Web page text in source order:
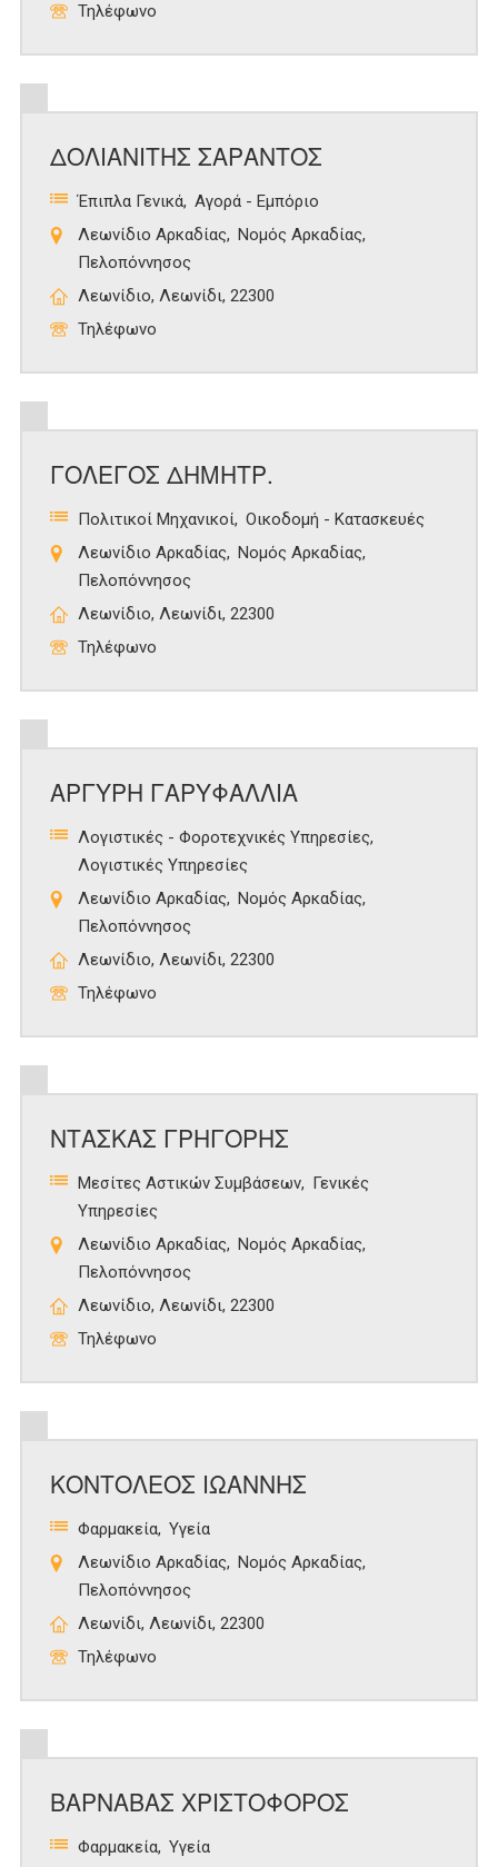
Τηλέφωνο
ΔΟΛΙΑΝΙΤΗΣ ΣΑΡΑΝΤΟΣ
Έπιπλα Γενικά Αγορά - Εμπόριο
Λεωνίδιο Αρκαδίας
Νομός Αρκαδίας
Πελοπόννησος
Λεωνίδιο, Λεωνίδι, 22300
Τηλέφωνο
ΓΟΛΕΓΟΣ ΔΗΜΗΤΡ.
Πολιτικοί Μηχανικοί Οικοδομή - Κατασκευές
Λεωνίδιο Αρκαδίας
Νομός Αρκαδίας
Πελοπόννησος
Λεωνίδιο, Λεωνίδι, 22300
Τηλέφωνο
ΑΡΓΥΡΗ ΓΑΡΥΦΑΛΛΙΑ
Λογιστικές - Φοροτεχνικές Υπηρεσίες
Λογιστικές Υπηρεσίες
Λεωνίδιο Αρκαδίας
Νομός Αρκαδίας
Πελοπόννησος
Λεωνίδιο, Λεωνίδι, 22300
Τηλέφωνο
ΝΤΑΣΚΑΣ ΓΡΗΓΟΡΗΣ
Μεσίτες Αστικών Συμβάσεων
Γενικές
Υπηρεσίες
Λεωνίδιο Αρκαδίας
Νομός Αρκαδίας
Πελοπόννησος
Λεωνίδιο, Λεωνίδι, 22300
Τηλέφωνο
ΚΟΝΤΟΛΕΟΣ ΙΩΑΝΝΗΣ
Φαρμακεία Υγεία
Λεωνίδιο Αρκαδίας
Νομός Αρκαδίας
Πελοπόννησος
Λεωνίδι, Λεωνίδι, 22300
Τηλέφωνο
ΒΑΡΝΑΒΑΣ ΧΡΙΣΤΟΦΟΡΟΣ
Φαρμακεία Υγεία